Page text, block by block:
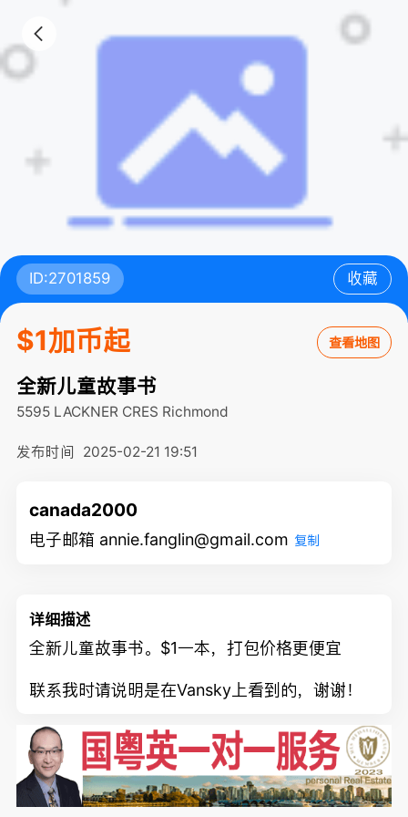
ID:2701859 收藏
$1加币起 查看地图
全新儿童故事书
5595 LACKNER CRES Richmond
发布时间 2025-02-21 19:51
canada2000
电子邮箱 annie.fanglin@gmail.com 复制
详细描述
全新儿童故事书。$1一本，打包价格更便宜
联系我时请说明是在Vansky上看到的，谢谢！